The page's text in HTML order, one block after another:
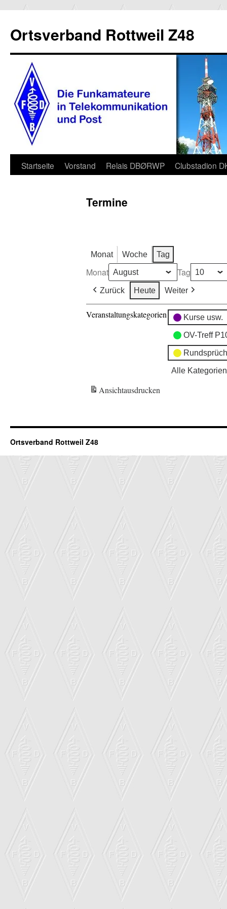
Ortsverband Rottweil Z48
Zum
Startseite Vorstand Relais DBØRWP Clubstadion
Termine
Monat Woche Tag
Monat Tag
Zurück Heute Weiter
Veranstaltungskategorien Kurse usw.
OV-Treff
Alle Kategorien
Ansichtausdrucken
Ortsverband Rottweil Z48